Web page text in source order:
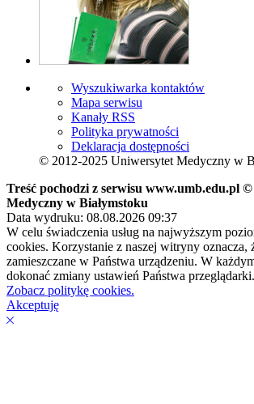
Wyszukiwarka kontaktów
Mapa serwisu
Kanały RSS
Polityka prywatności
Deklaracja dostępności
© 2012-2025 Uniwersytet Medyczny w
Treść pochodzi z serwisu www.umb.edu.pl
Medyczny w Białymstoku
Data wydruku: 08.08.2026 09:37
W celu świadczenia usług na najwyższym
cookies. Korzystanie z naszej witryny oznacza,
zamieszczane w Państwa urządzeniu. W
dokonać zmiany ustawień Państwa przeglądarki.
Zobacz politykę cookies.
Akceptuję